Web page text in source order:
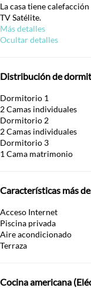
La casa tiene
TV Satélite.
Más detalles
Ocultar detalles
Distribución de
Dormitorio 1
2 Camas individuales
Dormitorio 2
2 Camas individuales
Dormitorio 3
1 Cama matrimonio
Características más
Acceso Internet
Piscina privada
Aire acondicionado
Terraza
Cocina americana